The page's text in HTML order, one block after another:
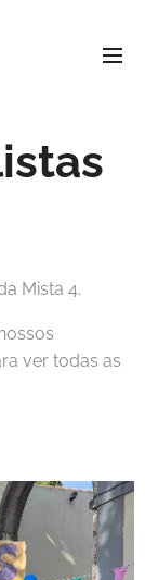
Mista 4.
ver todas as